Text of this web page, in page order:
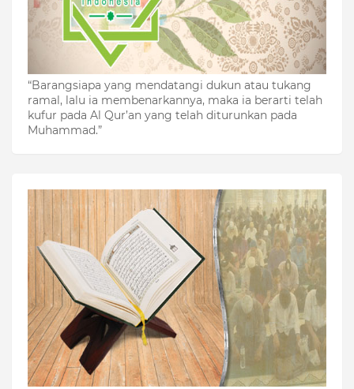
“Barangsiapa yang mendatangi dukun atau tukang
ramal, lalu ia membenarkannya, maka ia berarti telah
kufur pada Al Qur’an yang telah diturunkan pada
Muhammad.”